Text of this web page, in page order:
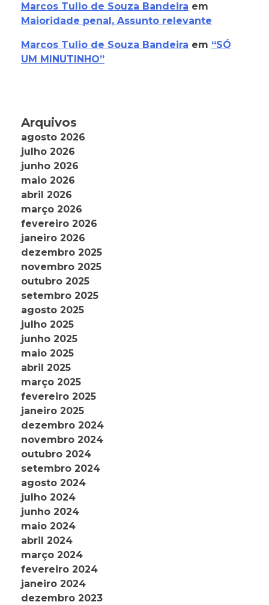
Marcos Tulio de Souza Bandeira em
Maioridade penal, Assunto relevante
Marcos Tulio de Souza Bandeira em “SÓ
UM MINUTINHO”
Arquivos
agosto 2026
julho 2026
junho 2026
maio 2026
abril 2026
março 2026
fevereiro 2026
janeiro 2026
dezembro 2025
novembro 2025
outubro 2025
setembro 2025
agosto 2025
julho 2025
junho 2025
maio 2025
abril 2025
março 2025
fevereiro 2025
janeiro 2025
dezembro 2024
novembro 2024
outubro 2024
setembro 2024
agosto 2024
julho 2024
junho 2024
maio 2024
abril 2024
março 2024
fevereiro 2024
janeiro 2024
dezembro 2023